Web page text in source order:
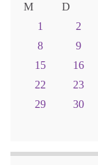
M
D
1
2
8
9
15
16
22
23
29
30